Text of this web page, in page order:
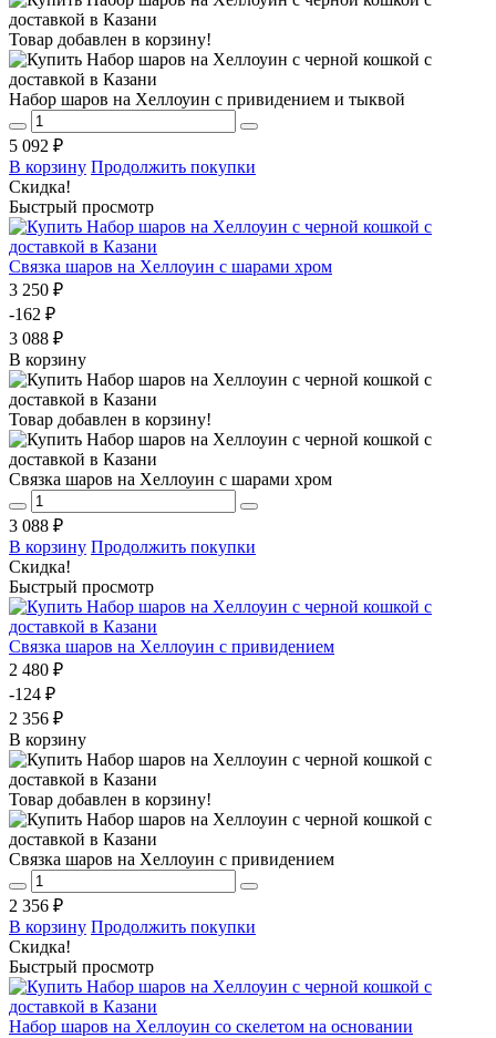
Товар добавлен в корзину!
Набор шаров на Хеллоуин с привидением и тыквой
5 092 ₽
В корзину Продолжить покупки
Скидка!
Быстрый просмотр
Связка шаров на Хеллоуин с шарами хром
3 250 ₽
-162 ₽
3 088 ₽
В корзину
Товар добавлен в корзину!
Связка шаров на Хеллоуин с шарами хром
3 088 ₽
В корзину Продолжить покупки
Скидка!
Быстрый просмотр
Связка шаров на Хеллоуин с привидением
2 480 ₽
-124 ₽
2 356 ₽
В корзину
Товар добавлен в корзину!
Связка шаров на Хеллоуин с привидением
2 356 ₽
В корзину Продолжить покупки
Скидка!
Быстрый просмотр
Набор шаров на Хеллоуин со скелетом на основании